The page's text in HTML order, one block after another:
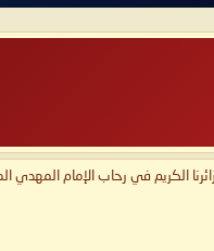
الكريم في رحاب الإمام المهدي